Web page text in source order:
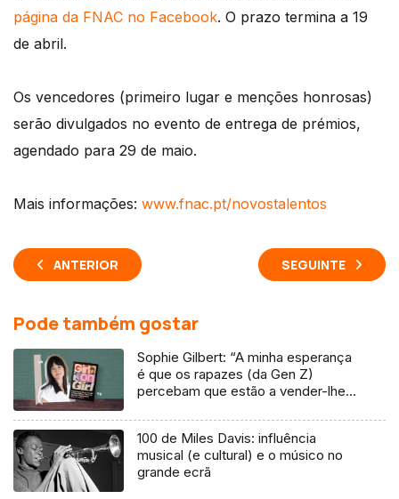
página da FNAC no Facebook. O prazo termina a 19
de abril.
Os vencedores (primeiro lugar e menções honrosas)
serão divulgados no evento de entrega de prémios,
agendado para 29 de maio.
Mais informações: www.fnac.pt/novostalentos
ANTERIOR SEGUINTE
Pode também gostar
Sophie Gilbert: “A minha esperança
é que os rapazes (da Gen Z)
percebam que estão a vender-lhes
100 de Miles Davis: influência
musical (e cultural) e o músico no
grande ecrã